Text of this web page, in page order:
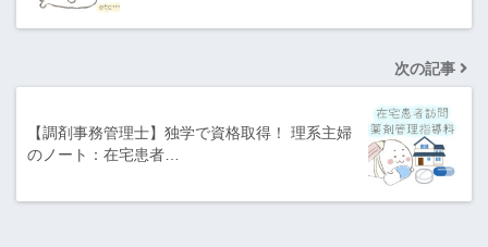
次の記事
【調剤事務管理士】独学で資格取得！ 理系主婦
のノート：在宅患者…